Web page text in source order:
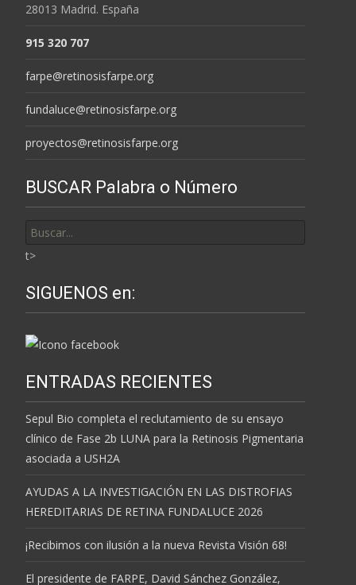
28013 Madrid. España
915 320 707
farpe@retinosisfarpe.org
fundaluce@retinosisfarpe.org
proyectos@retinosisfarpe.org
BUSCAR Palabra o Número
por:
t>
SIGUENOS en:
ENTRADAS RECIENTES
Sepul Bio completa el reclutamiento de su ensayo
clínico de Fase 2b LUNA para la Retinosis Pigmentaria
asociada a USH2A
AYUDAS A LA INVESTIGACIÓN EN LAS DISTROFIAS
HEREDITARIAS DE RETINA FUNDALUCE 2026
¡Recibimos con ilusión a la nueva Revista Visión 68!
El presidente de FARPE, David Sánchez González,